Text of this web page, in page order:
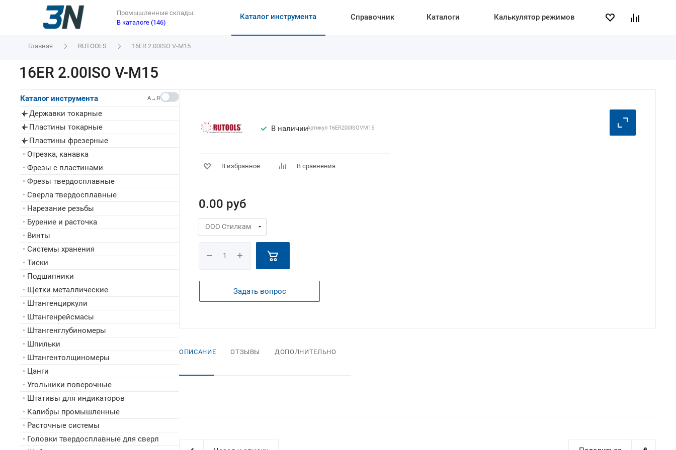
Промышленные склады.
В каталоге (146)
Каталог инструмента Справочник Каталоги Калькулятор режимов
Главная RUTOOLS 16ER 2.00ISO V-M15
16ER 2.00ISO V-M15
В наличииАртикул 16ER200ISOVM15
В избранное В сравнения
0.00 руб
Задать вопрос
ОПИСАНИЕ ОТЗЫВЫ ДОПОЛНИТЕЛЬНО
Каталог инструмента A→Я
▸ Державки токарные
▸ Пластины токарные
▸ Пластины фрезерные
• Отрезка, канавка
• Фрезы с пластинами
• Фрезы твердосплавные
• Сверла твердосплавные
• Нарезание резьбы
• Бурение и расточка
• Винты
• Системы хранения
• Тиски
• Подшипники
• Щетки металлические
• Штангенциркули
• Штангенрейсмасы
• Штангенглубиномеры
• Шпильки
• Штангентолщиномеры
• Цанги
• Угольники поверочные
• Штативы для индикаторов
• Калибры промышленные
• Расточные системы
• Головки твердосплавные для сверл